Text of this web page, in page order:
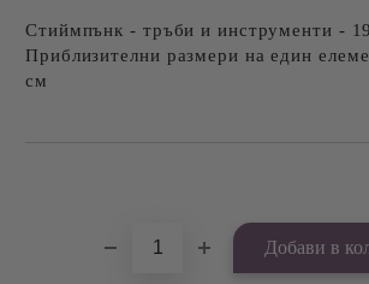
Стиймпънк - тръби и инструменти -
Приблизителни размери на един
см